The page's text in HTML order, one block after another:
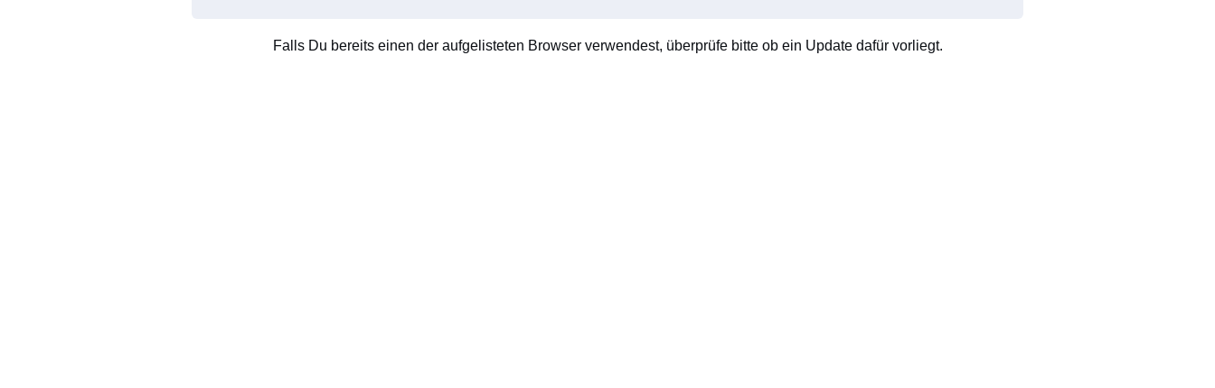
Falls Du bereits einen der aufgelisteten Browser verwendest, überprüfe bitte ob ein Update dafür vorliegt.